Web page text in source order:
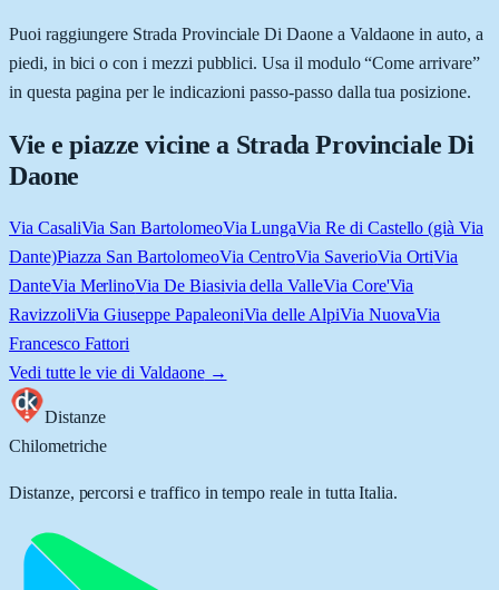
Puoi raggiungere Strada Provinciale Di Daone a Valdaone in auto, a
piedi, in bici o con i mezzi pubblici. Usa il modulo “Come arrivare”
in questa pagina per le indicazioni passo-passo dalla tua posizione.
Vie e piazze vicine a Strada Provinciale Di
Daone
Via CasaliVia San BartolomeoVia LungaVia Re di Castello (già Via
Dante)Piazza San BartolomeoVia CentroVia SaverioVia OrtiVia
DanteVia MerlinoVia De Biasivia della ValleVia Core'Via
RavizzoliVia Giuseppe PapaleoniVia delle AlpiVia NuovaVia
Francesco Fattori
Vedi tutte le vie di Valdaone→
Distanze
Chilometriche
Distanze, percorsi e traffico in tempo reale in tutta Italia.